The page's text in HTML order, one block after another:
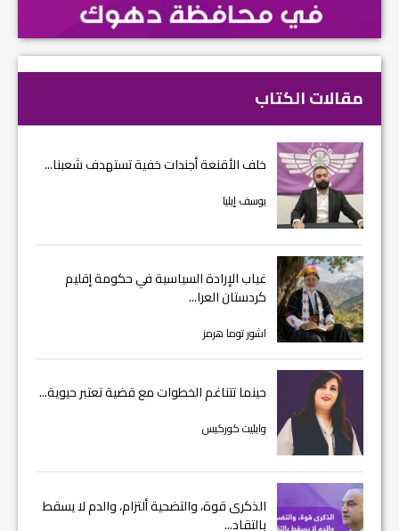
مقالات الكتاب
خلف الأقنعة أجندات خفية تستهدف شعبنا...
يوسف إيليا
غياب الإرادة السياسية في حكومة إقليم
كردستان العرا...
اشور توما هرمز
حينما تتناغم الخطوات مع قضية تعتبر حيوية...
وايليت كوركيس
الذكرى قوة، والتضحية ألتزام، والدم لا يسقط
بالتقاد...